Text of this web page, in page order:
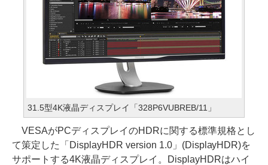
31.5型4K液晶ディスプレイ「328P6VUBREB/11」
VESAがPCディスプレイのHDRに関する標準規格とし
て策定した「DisplayHDR version 1.0」(DisplayHDR)を
サポートする4K液晶ディスプレイ。DisplayHDRはハイ